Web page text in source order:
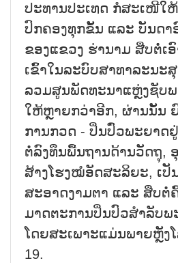
ປະທານປະເທດ ກໍສະເໜີໃ
ປົກຄອງທຸກຂັ້ນ ແລະ ບັນດາ
ຂອງແຂວງ ຮ່ານາມ ສືບຕໍ່ເ
ເຂົ້າໃນລະບົບສາທາລະນະ
ລວມສູນພັດທະນາແຫຼ່ງຊັບ
ໃຫ້ຫຼາຍກວ່າອີກ, ຜ່ານນັ້ນ
ການກວດ - ປິ່ນປົ່ວພະຍາດ
ຕໍ່ລົງທຶນພື້ນຖານດ້ານວັດຖຸ,
ສ້າງໂຮງໝໍອັດສະລິຍະ, ເປັ
ສະອາດງາມຕາ ແລະ ສືບຕໍ່
ມາດຕະການປິ່ນປົວສຳລັບ
ໂດຍສະເພາະແມ່ນພາຍຫຼັງ
19.